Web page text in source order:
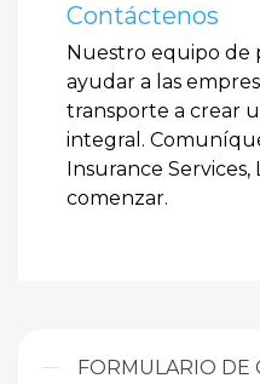
Contáctenos
Nuestro equipo de
ayudar a las
transporte a crear
integral.
Insurance Services,
comenzar.
FORMULARIO DE